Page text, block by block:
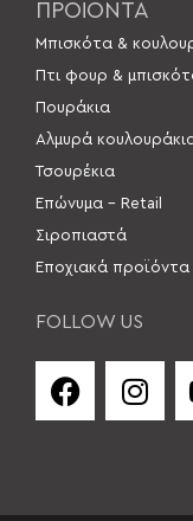
ΠΡΟΪΟΝΤΑ
Μπισκότα &
Πτι φουρ &
Πουράκια
Αλμυρά
Τσουρέκια
Επώνυμα – Retail
Σιροπιαστά
Εποχιακά προϊόντα
FOLLOW US